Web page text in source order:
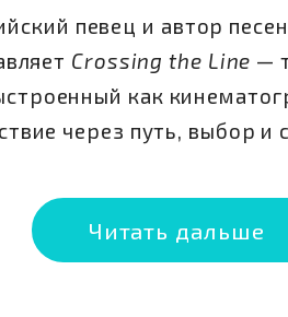
певец и автор
Crossing the Line —
как
через путь, выбор и
Читать дальше
ГАЙТАНА
ПОП, СОУЛ